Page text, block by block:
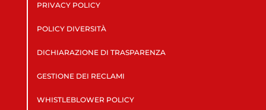
PRIVACY POLICY
POLICY DIVERSITÀ
DICHIARAZIONE DI TRASPARENZA
GESTIONE DEI RECLAMI
WHISTLEBLOWER POLICY